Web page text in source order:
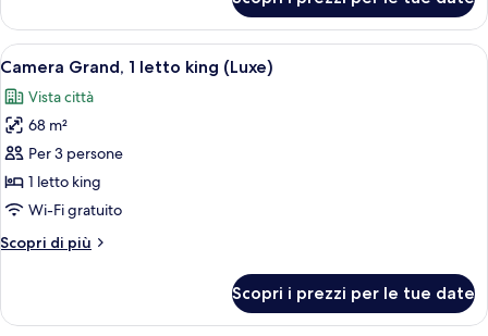
Deluxe,
letto
Apri
tutte
le
foto
per
Camera
Grand,
letto
Un letto con una valigia nera
6
Camera Grand, 1 letto king (Luxe)
Vista città
68 m²
Per 3 persone
1 letto king
Wi-Fi gratuito
Scopri di più
Altri
Grand,
Scopri i prezzi per le tue date